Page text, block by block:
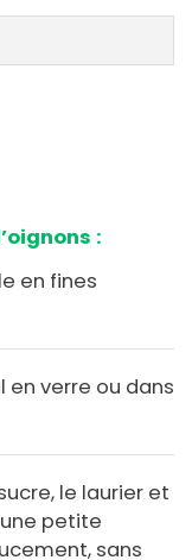
:
en fines
en verre ou dans
le laurier et
petite
sans